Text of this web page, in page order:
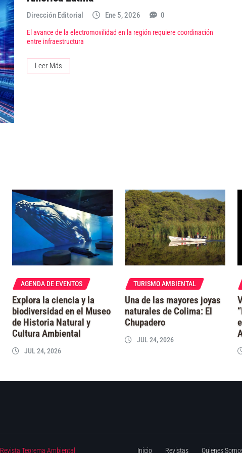
Dirección Editorial Ene 5, 2026 0
El avance de la electromovilidad en la región requiere coordinación
entre infraestructura
Leer Más
AGENDA DE EVENTOS
Explora la ciencia y la
biodiversidad en el Museo
de Historia Natural y
Cultura Ambiental
JUL 24, 2026
TURISMO AMBIENTAL
Una de las mayores joyas
naturales de Colima: El
Chupadero
JUL 24, 2026
Revista Teorema Ambiental Inicio Revistas Quienes